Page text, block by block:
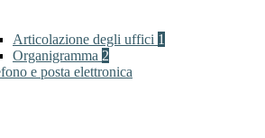
Articolazione degli uffici 1
Organigramma 2
e posta elettronica